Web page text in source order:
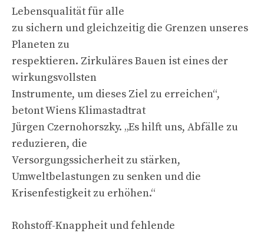
Lebensqualität für alle
zu sichern und gleichzeitig die Grenzen unseres
Planeten zu
respektieren. Zirkuläres Bauen ist eines der
wirkungsvollsten
Instrumente, um dieses Ziel zu erreichen“,
betont Wiens Klimastadtrat
Jürgen Czernohorszky. „Es hilft uns, Abfälle zu
reduzieren, die
Versorgungssicherheit zu stärken,
Umweltbelastungen zu senken und die
Krisenfestigkeit zu erhöhen.“
Rohstoff-Knappheit und fehlende